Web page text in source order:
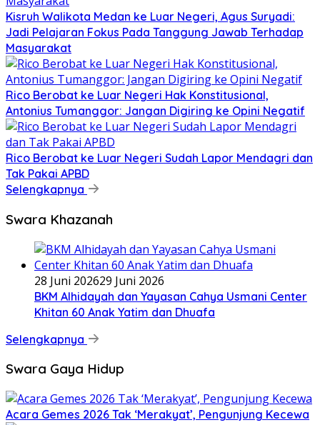
Kisruh Walikota Medan ke Luar Negeri, Agus Suryadi:
Jadi Pelajaran Fokus Pada Tanggung Jawab Terhadap
Masyarakat
Rico Berobat ke Luar Negeri Hak Konstitusional,
Antonius Tumanggor: Jangan Digiring ke Opini Negatif
Rico Berobat ke Luar Negeri Sudah Lapor Mendagri dan
Tak Pakai APBD
Selengkapnya
Swara Khazanah
28 Juni 202629 Juni 2026
BKM Alhidayah dan Yayasan Cahya Usmani Center
Khitan 60 Anak Yatim dan Dhuafa
Selengkapnya
Swara Gaya Hidup
Acara Gemes 2026 Tak ‘Merakyat’, Pengunjung Kecewa